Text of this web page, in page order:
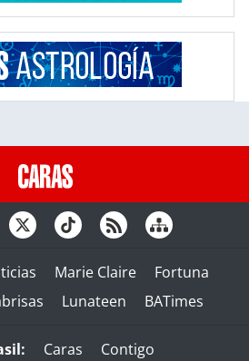
Marie Claire
Fortuna
Lunateen BATimes
Caras
Contigo